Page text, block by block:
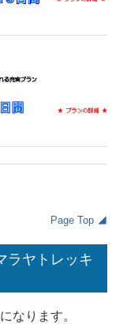
Page Top ◢
ラヤトレッキ
なります。